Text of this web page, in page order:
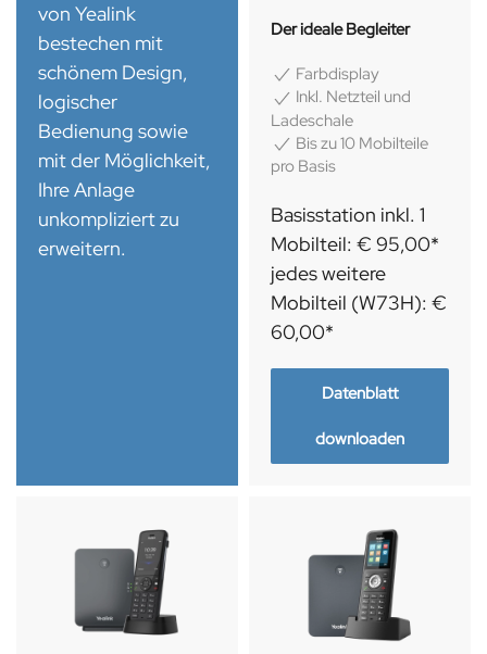
von Yealink
bestechen mit
schönem Design,
logischer
Bedienung sowie
mit der Möglichkeit,
Ihre Anlage
unkompliziert zu
erweitern.
Der ideale Begleiter
Farbdisplay
Inkl. Netzteil und
Ladeschale
Bis zu 10 Mobilteile
pro Basis
Basisstation inkl. 1
Mobilteil: € 95,00*
jedes weitere
Mobilteil (W73H): €
60,00*
Datenblatt
downloaden